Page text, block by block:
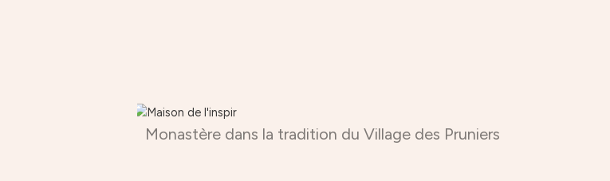
Monastère dans la tradition du Village des Pruniers